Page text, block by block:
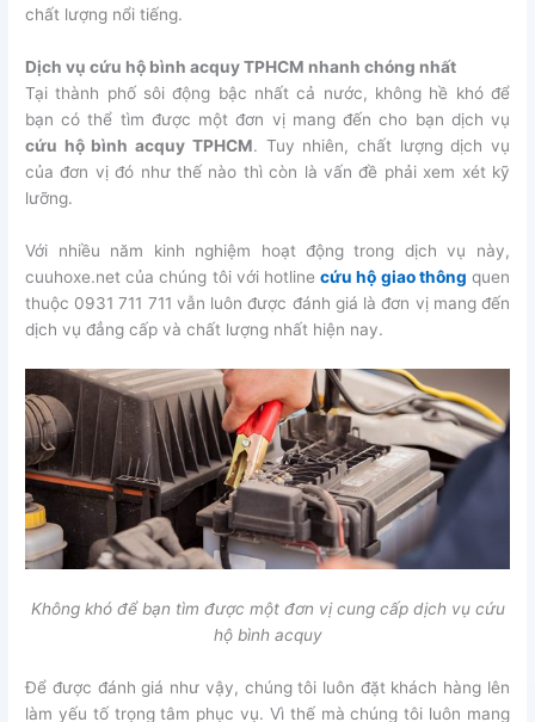
chất lượng nổi tiếng.
Dịch vụ cứu hộ bình acquy TPHCM nhanh chóng nhất
Tại thành phố sôi động bậc nhất cả nước, không hề khó để
bạn có thể tìm được một đơn vị mang đến cho bạn dịch vụ
cứu hộ bình acquy TPHCM. Tuy nhiên, chất lượng dịch vụ
của đơn vị đó như thế nào thì còn là vấn đề phải xem xét kỹ
lưỡng.
Với nhiều năm kinh nghiệm hoạt động trong dịch vụ này,
cuuhoxe.net của chúng tôi với hotlinecứu hộ giao thông quen
thuộc 0931 711 711 vẫn luôn được đánh giá là đơn vị mang đến
dịch vụ đẳng cấp và chất lượng nhất hiện nay.
Không khó để bạn tìm được một đơn vị cung cấp dịch vụ cứu
hộ bình acquy
Để được đánh giá như vậy, chúng tôi luôn đặt khách hàng lên
làm yếu tố trọng tâm phục vụ. Vì thế mà chúng tôi luôn mang